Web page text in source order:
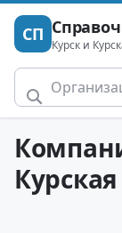
СП Курск и